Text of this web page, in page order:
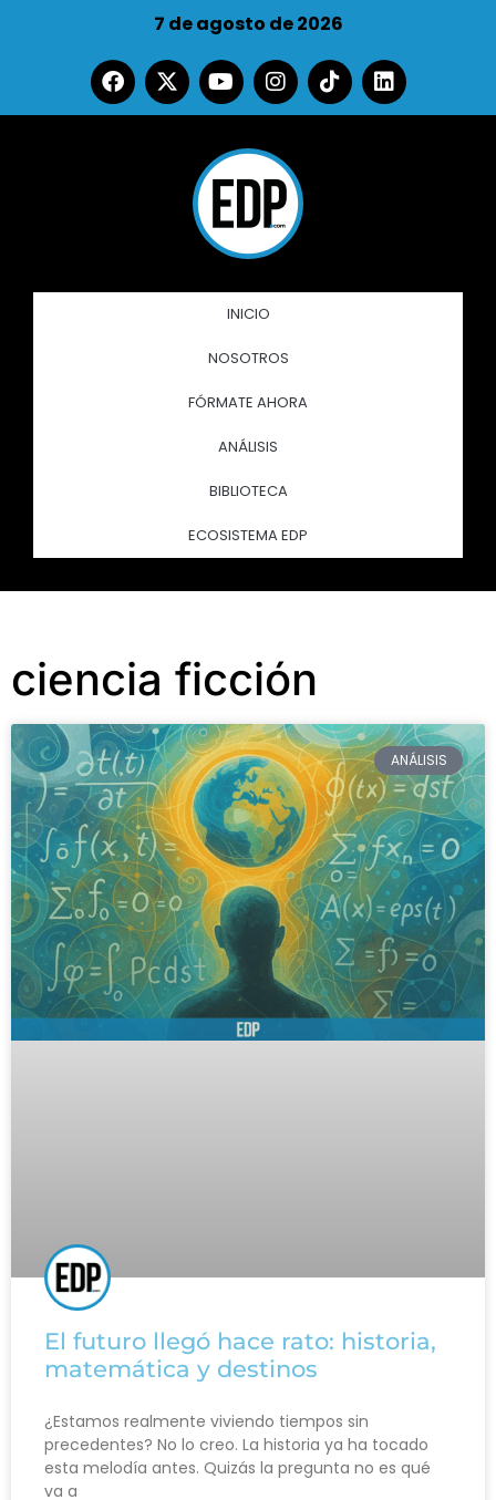
7 de agosto de 2026
INICIO
NOSOTROS
FÓRMATE AHORA
ANÁLISIS
BIBLIOTECA
ECOSISTEMA EDP
ciencia ficción
ANÁLISIS
El futuro llegó hace rato: historia,
matemática y destinos
¿Estamos realmente viviendo tiempos sin
precedentes? No lo creo. La historia ya ha tocado
esta melodía antes. Quizás la pregunta no es qué
va a